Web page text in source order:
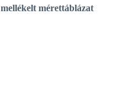
mellékelt mérettáblázat